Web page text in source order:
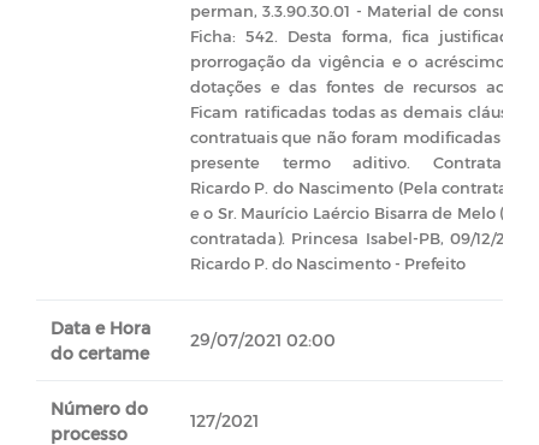
perman, 3.3.90.30.01 - Material de consumo,
Ficha: 542. Desta forma, fica justificado a
prorrogação da vigência e o acréscimo das
dotações e das fontes de recursos acima.
Ficam ratificadas todas as demais cláusulas
contratuais que não foram modificadas pelo
presente termo aditivo. Contratantes:
Ricardo P. do Nascimento (Pela contratante)
e o Sr. Maurício Laércio Bisarra de Melo(Pela
contratada). Princesa Isabel-PB, 09/12/2022.
Ricardo P. do Nascimento - Prefeito
Data e Hora
do certame
29/07/2021 02:00
Número do
processo
127/2021